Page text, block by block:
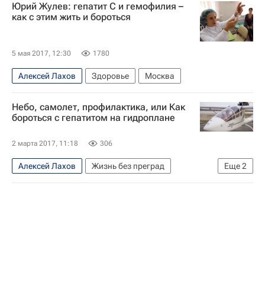
Юрий Жулев: гепатит С и гемофилия –
как с этим жить и бороться
5 мая 2017, 12:30 1780
Алексей Лахов Здоровье Москва
Небо, самолет, профилактика, или Как
бороться с гепатитом на гидроплане
2 марта 2017, 11:18 306
Еще2
Алексей Лахов
Жизнь без преград
Ханты-Мансийский АО
Наталья Комарова